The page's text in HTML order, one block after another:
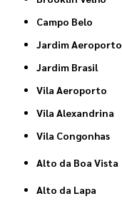
Campo Belo
Jardim Aeroporto
Jardim Brasil
Vila Aeroporto
Vila Alexandrina
Vila Congonhas
Alto da Boa Vista
Alto da Lapa